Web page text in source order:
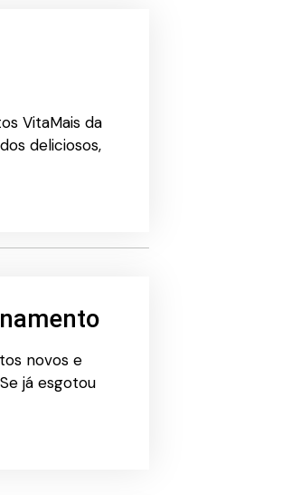
VitaMais da
deliciosos,
novos e
já esgotou